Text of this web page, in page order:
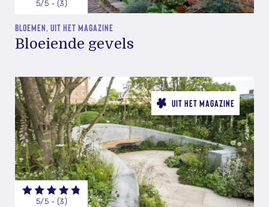
5/5 - (3)
BLOEMEN, UIT HET MAGAZINE
Bloeiende gevels
UIT HET MAGAZINE
5/5 - (3)